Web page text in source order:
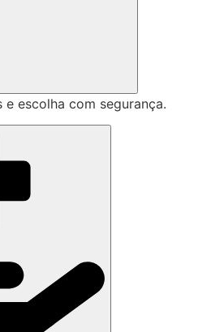
escolha com segurança.